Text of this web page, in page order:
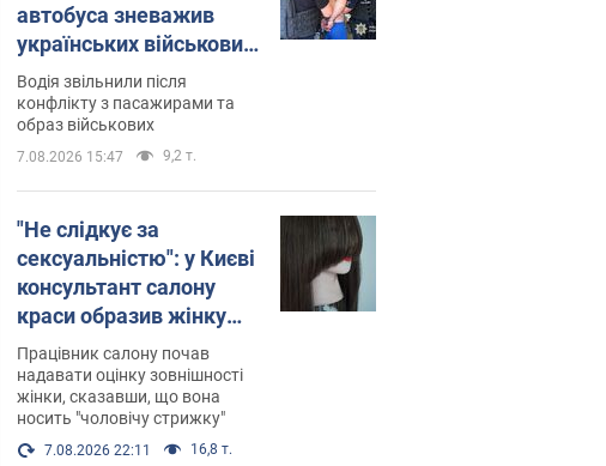
автобуса зневажив
українських військових
і поплатився. Відео
Водія звільнили після
конфлікту з пасажирами та
образ військових
7.08.2026 15:47 9,2 т.
"Не слідкує за
сексуальністю": у Києві
консультант салону
краси образив жінку
після хімієтерапії,
розгорівся скандал.
Фото
Працівник салону почав
надавати оцінку зовнішності
жінки, сказавши, що вона
носить "чоловічу стрижку"
7.08.2026 22:11 16,8 т.